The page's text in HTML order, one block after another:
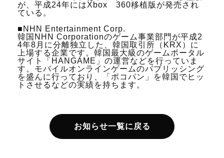
が、平成24年にはXbox 360移植版が発売され
ている。
■NHN Entertainment Corp.
韓国NHN Corporationのゲーム事業部門が平成2
4年8月に分離独立した、韓国取引所（KRX）に
上場する企業です。韓国最大級のゲームポータル
サイト「HANGAME」の運営などを行っていま
す。モバイルオンラインゲームのパブリッシング
を盛んに行っており、「ポコパン」を韓国でヒッ
トさせるなどの実績を持ちます。
お知らせ一覧に戻る